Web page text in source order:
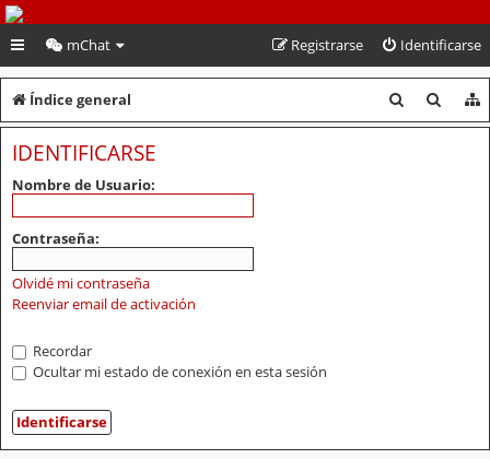
PeruVoley.com
mChat Identificarse
Registrarse
Índice general
u
u
IDENTIFICARSE
Nombre de Usuario:
Contraseña:
Olvidé mi contraseña
Reenviar email de activación
Recordar
Ocultar mi estado de conexión en esta sesión